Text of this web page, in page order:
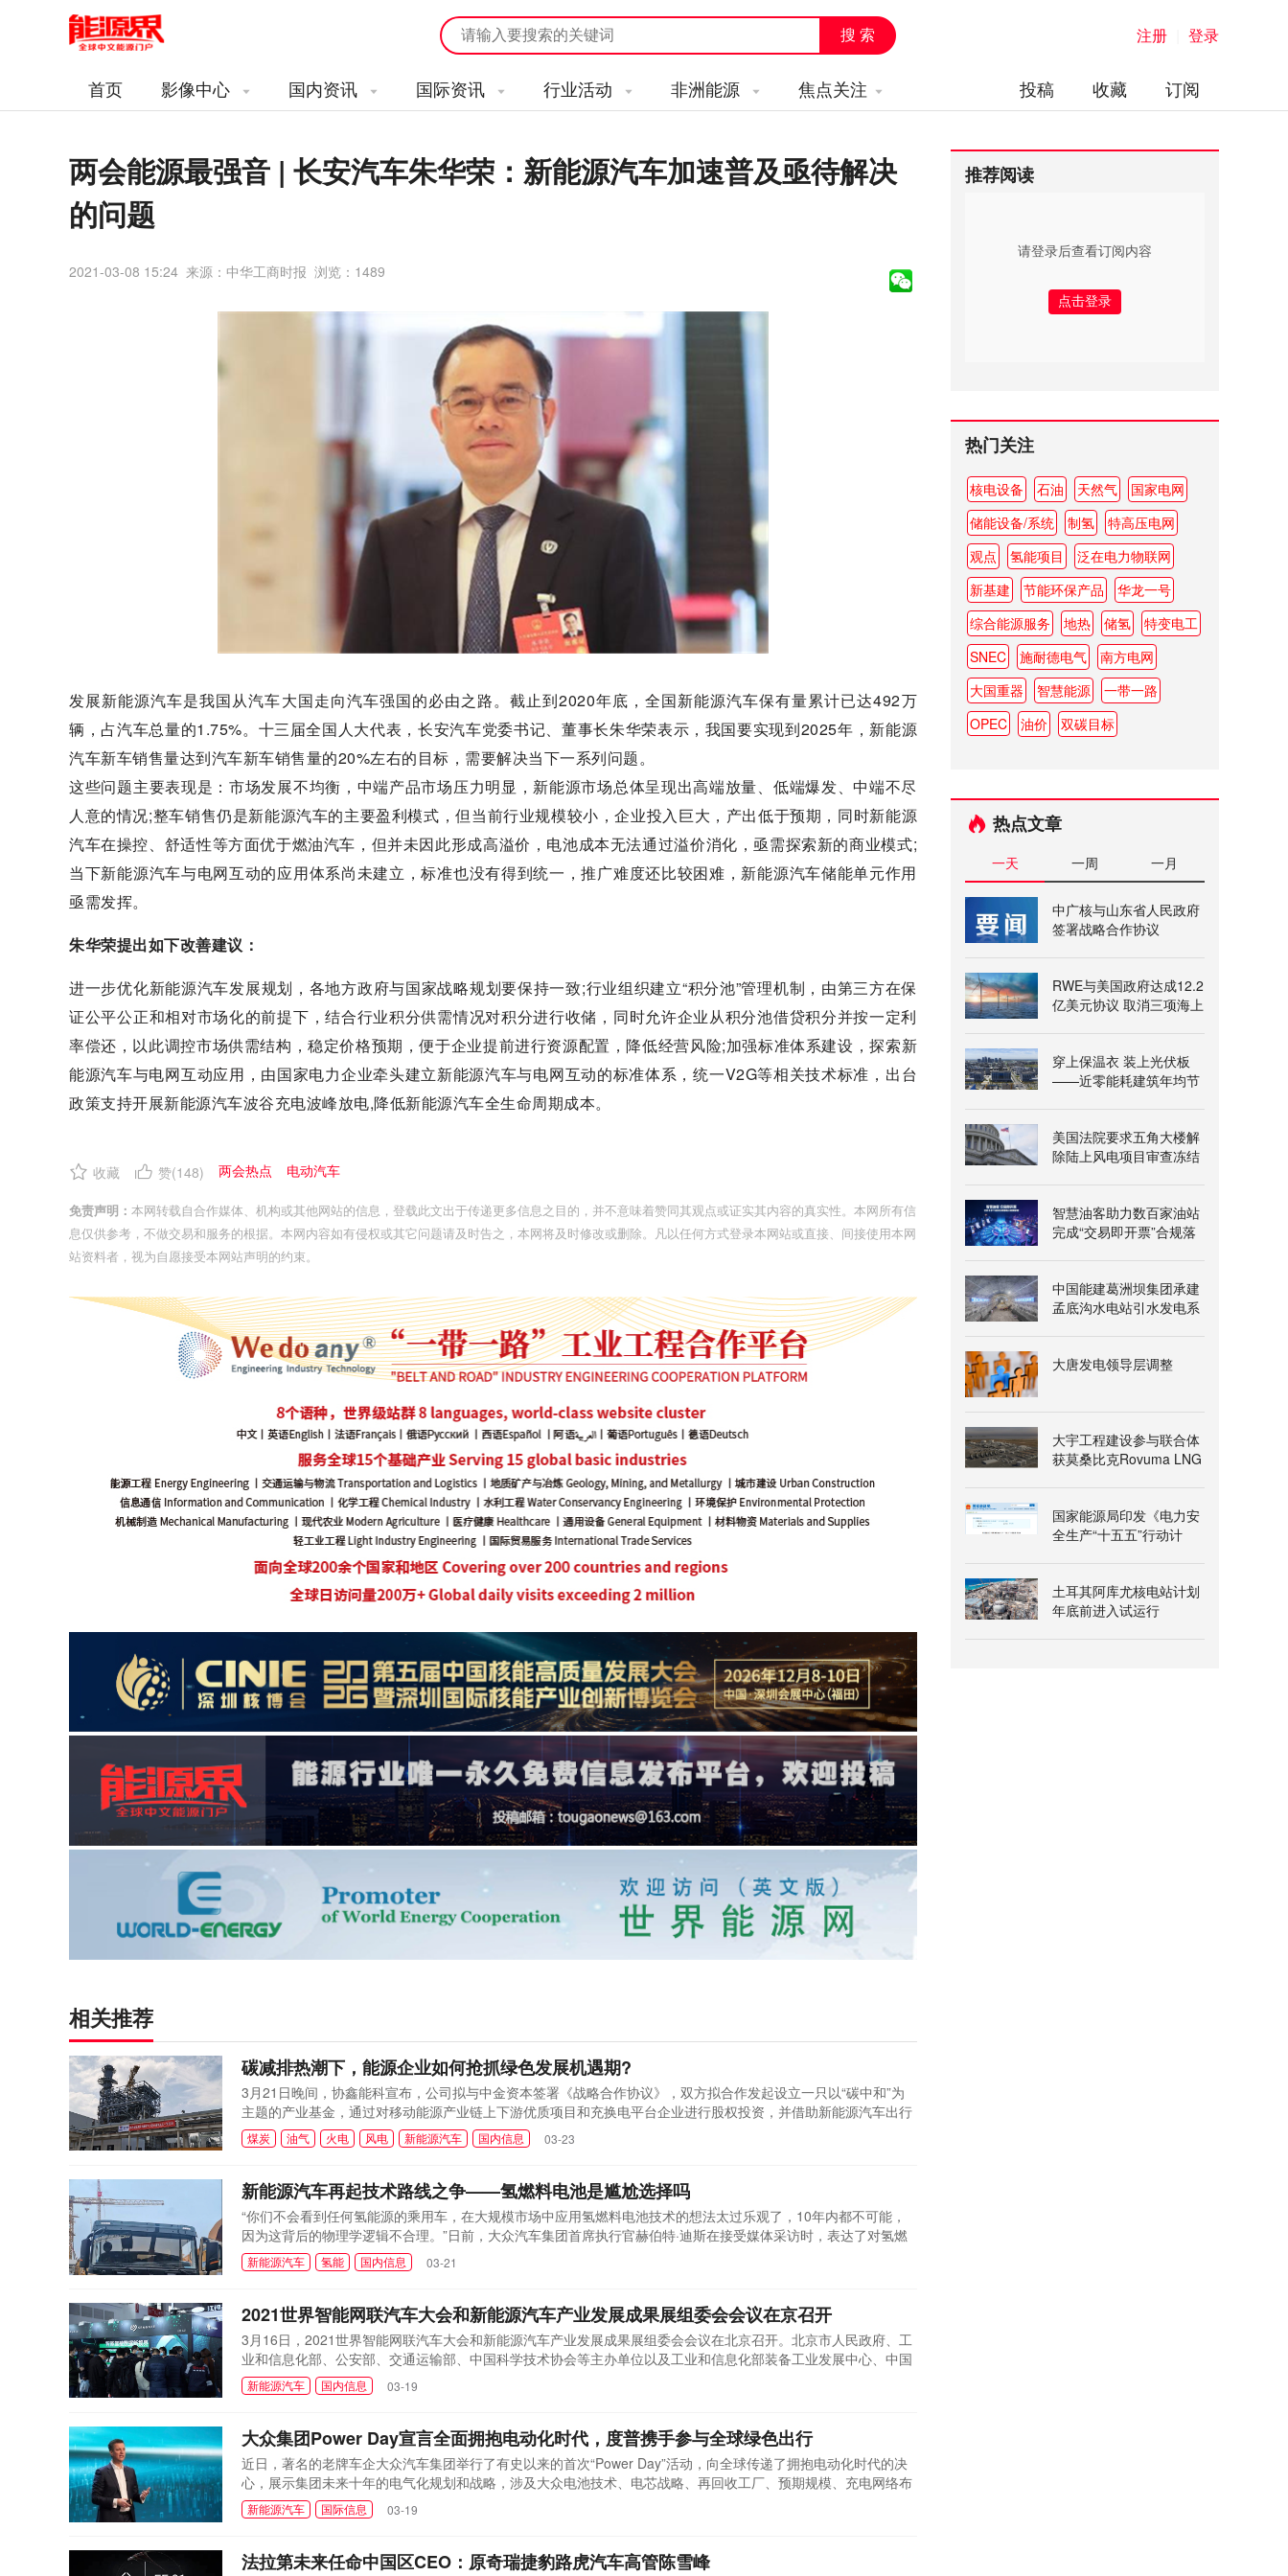
注册 登录
首页 影像中心 国内资讯 国际资讯 行业活动 非洲能源 焦点关注 订阅
收藏
投稿
两会能源最强音 | 长安汽车朱华荣：新能源汽车加速普及亟待解决
的问题
2021-03-08 15:24 来源：中华工商时报 浏览： 1489
发展新能源汽车是我国从汽车大国走向汽车强国的必由之路。截止到2020年底，全国新能源汽车保有量累计已达492万
辆，占汽车总量的1.75%。十三届全国人大代表，长安汽车党委书记、董事长朱华荣表示，我国要实现到2025年，新能源
汽车新车销售量达到汽车新车销售量的20%左右的目标，需要解决当下一系列问题。
这些问题主要表现是：市场发展不均衡，中端产品市场压力明显，新能源市场总体呈现出高端放量、低端爆发、中端不尽
人意的情况;整车销售仍是新能源汽车的主要盈利模式，但当前行业规模较小，企业投入巨大，产出低于预期，同时新能源
汽车在操控、舒适性等方面优于燃油汽车，但并未因此形成高溢价，电池成本无法通过溢价消化，亟需探索新的商业模式;
当下新能源汽车与电网互动的应用体系尚未建立，标准也没有得到统一，推广难度还比较困难，新能源汽车储能单元作用
亟需发挥。
朱华荣提出如下改善建议：
进一步优化新能源汽车发展规划，各地方政府与国家战略规划要保持一致;行业组织建立“积分池”管理机制，由第三方在保
证公平公正和相对市场化的前提下，结合行业积分供需情况对积分进行收储，同时允许企业从积分池借贷积分并按一定利
率偿还，以此调控市场供需结构，稳定价格预期，便于企业提前进行资源配置，降低经营风险;加强标准体系建设，探索新
能源汽车与电网互动应用，由国家电力企业牵头建立新能源汽车与电网互动的标准体系，统一V2G等相关技术标准，出台
政策支持开展新能源汽车波谷充电波峰放电,降低新能源汽车全生命周期成本。
收藏 赞(148) 两会热点 电动汽车
免责声明： 本网转载自合作媒体、机构或其他网站的信息，登载此文出于传递更多信息之目的，并不意味着赞同其观点或证实其内容的真实性。本网所有信
息仅供参考，不做交易和服务的根据。本网内容如有侵权或其它问题请及时告之，本网将及时修改或删除。凡以任何方式登录本网站或直接、间接使用本网
站资料者，视为自愿接受本网站声明的约束。
相关推荐
碳减排热潮下，能源企业如何抢抓绿色发展机遇期?
3月21日晚间，协鑫能科宣布，公司拟与中金资本签署《战略合作协议》，双方拟合作发起设立一只以“碳中和”为
主题的产业基金，通过对移动能源产业链上下游优质项目和充换电平台企业进行股权投资，并借助新能源汽车出行
平台实现向充换电平台的导流，完成充换电数据平台的建设，构建全新的移动能源产业生态。
煤炭 油气 火电 风电 新能源汽车 国内信息 03-23
新能源汽车再起技术路线之争——氢燃料电池是尴尬选择吗
“你们不会看到任何氢能源的乘用车，在大规模市场中应用氢燃料电池技术的想法太过乐观了，10年内都不可能，
因为这背后的物理学逻辑不合理。”日前，大众汽车集团首席执行官赫伯特·迪斯在接受媒体采访时，表达了对氢燃
料电池技术应用前景的悲观预期。
新能源汽车 氢能 国内信息 03-21
2021世界智能网联汽车大会和新能源汽车产业发展成果展组委会会议在京召开
3月16日，2021世界智能网联汽车大会和新能源汽车产业发展成果展组委会会议在北京召开。北京市人民政府、工
业和信息化部、公安部、交通运输部、中国科学技术协会等主办单位以及工业和信息化部装备工业发展中心、中国
国际贸易促进委员会汽车行业分会等承办单位参加会议。会议审议了2021世界智能网联汽车大会和新能源汽车产业
发展成果展的总体方案。工业和信息化部党组成员、副部长辛国斌出席会议。
新能源汽车 国内信息 03-19
大众集团Power Day宣言全面拥抱电动化时代，度普携手参与全球绿色出行
近日，著名的老牌车企大众汽车集团举行了有史以来的首次“Power Day”活动，向全球传递了拥抱电动化时代的决
心，展示集团未来十年的电气化规划和战略，涉及大众电池技术、电芯战略、再回收工厂、预期规模、充电网络布
局、能源供能以及领先的产品阵容。围绕电力出行的庞大生态系统布局,向全球市场和合作伙伴释放强烈的信号：在
新一轮科技革命推动下，汽车行业的发展格局、产业结构、商业模式正在发生深刻的颠覆性变革，大众的新能源方
新能源汽车 国际信息 03-19
法拉第未来任命中国区CEO：原奇瑞捷豹路虎汽车高管陈雪峰
推荐阅读
请登录后查看订阅内容
热门关注
核电设备 石油 天然气
国家电网
储能设备/系统
制氢
特高压电网
观点
氢能项目
泛在电力物联网
新基建
节能环保产品
华龙一号
综合能源服务
地热 储氢
特变电工
SNEC
施耐德电气
南方电网
大国重器
智慧能源
一带一路
OPEC
油价 双碳目标
热点文章
一天 一周 一月
中广核与山东省人民政府
签署战略合作协议
RWE与美国政府达成12.2
亿美元协议 取消三项海上
穿上保温衣 装上光伏板
——近零能耗建筑年均节
美国法院要求五角大楼解
除陆上风电项目审查冻结
智慧油客助力数百家油站
完成“交易即开票”合规落
中国能建葛洲坝集团承建
孟底沟水电站引水发电系
大唐发电领导层调整
大宇工程建设参与联合体
获莫桑比克Rovuma LNG
国家能源局印发《电力安
全生产“十五五”行动计
土耳其阿库尤核电站计划
年底前进入试运行